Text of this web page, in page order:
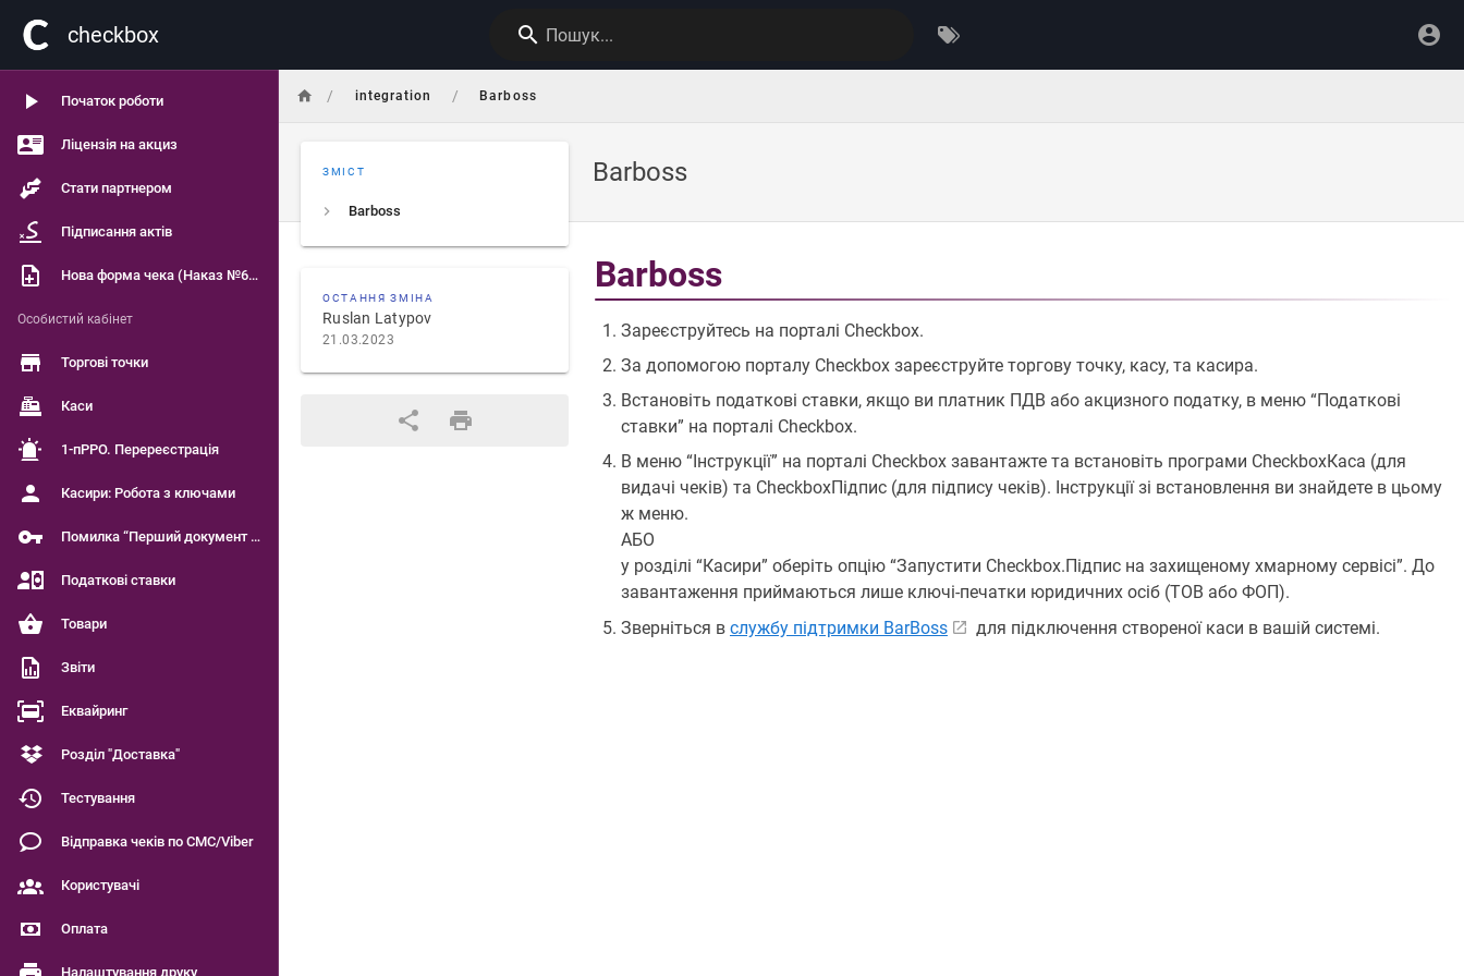
сheckbox Пошук...
Початок роботи
Ліцензія на акциз
Стати партнером
Підписання актів
Нова форма чека (Наказ №601)
Особистий кабінет
Торгові точки
Каси
1-пРРО. Перереєстрація
Касири: Робота з ключами
Помилка “Перший документ є чинним”
Податкові ставки
Товари
Звіти
Еквайринг
Розділ "Доставка"
Тестування
Відправка чеків по СМС/Viber
Користувачі
Оплата
Налаштування друку
/ integration / Barboss
Barboss
ЗМІСТ
Barboss
ОСТАННЯ ЗМІНА
Ruslan Latypov
21.03.2023
Barboss
Зареєструйтесь на порталі Checkbox.
За допомогою порталу Checkbox зареєструйте торгову точку, касу, та касира.
Встановіть податкові ставки, якщо ви платник ПДВ або акцизного податку, в меню “Податкові
ставки” на порталі Checkbox.
В меню “Інструкції” на порталі Checkbox завантажте та встановіть програми CheckboxКаса (для
видачі чеків) та CheckboxПідпис (для підпису чеків). Інструкції зі встановлення ви знайдете в цьому
ж меню.
АБО
у розділі “Касири” оберіть опцію “Запустити Checkbox.Підпис на захищеному хмарному сервісі”. До
завантаження приймаються лише ключі-печатки юридичних осіб (ТОВ або ФОП).
Зверніться в службу підтримки BarBoss для підключення створеної каси в вашій системі.